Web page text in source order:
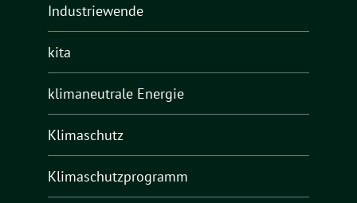
Industriewende
kita
klimaneutrale Energie
Klimaschutz
Klimaschutzprogramm